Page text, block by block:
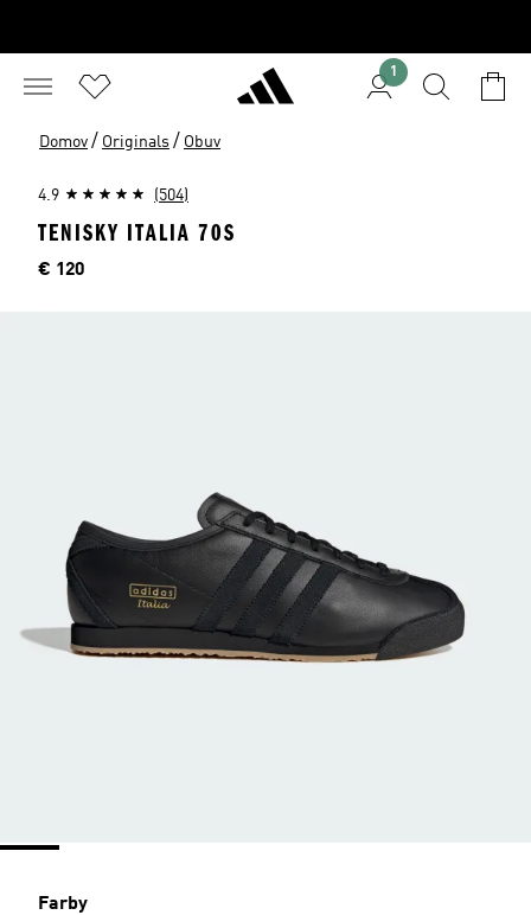
1
Domov / Originals / Obuv
4.9 (504)
TENISKY ITALIA 70S
Cena
€ 120
Farby